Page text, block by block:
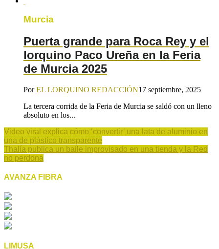
Murcia
Puerta grande para Roca Rey y el
lorquino Paco Ureña en la Feria
de Murcia 2025
PorEL LORQUINO REDACCIÓN17 septiembre, 2025
La tercera corrida de la Feria de Murcia se saldó con un lleno
absoluto en los...
Video viral explica cómo ‘convertir’ una lata de aluminio en
una de plástico transparente
Thalía publica un baile improvisado en una tienda y la Red
no perdona
AVANZA FIBRA
LIMUSA